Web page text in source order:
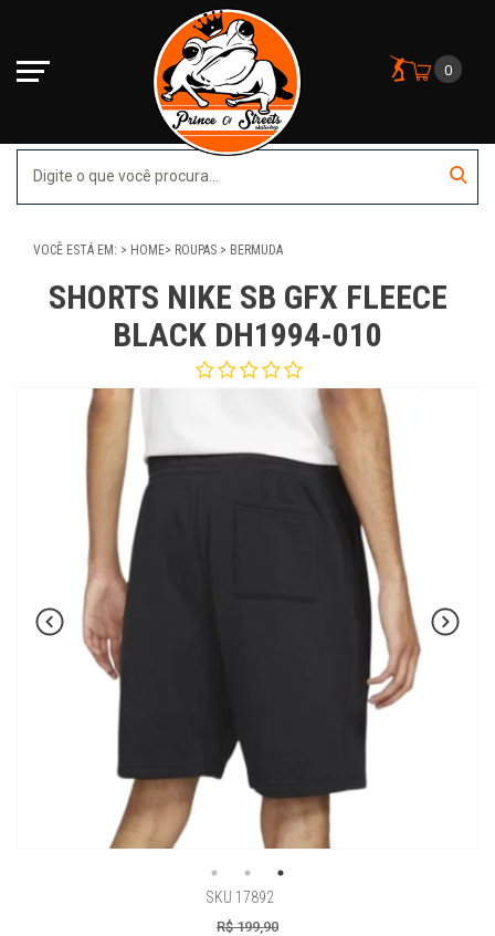
0
VOCÊ ESTÁ EM: HOME ROUPAS BERMUDA
SHORTS NIKE SB GFX FLEECE
BLACK DH1994-010
SKU 17892
R$ 199,90